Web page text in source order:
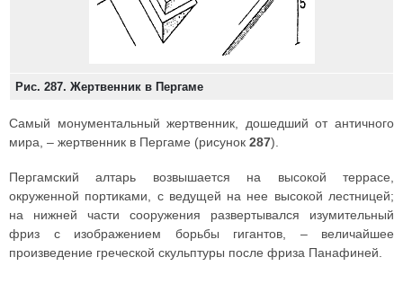
Рис. 287. Жертвенник в Пергаме
Самый монументальный жертвенник, дошедший от античного
мира, – жертвенник в Пергаме (рисунок 287).
Пергамский алтарь возвышается на высокой террасе,
окруженной портиками, с ведущей на нее высокой лестницей;
на нижней части сооружения развертывался изумительный
фриз с изображением борьбы гигантов, – величайшее
произведение греческой скульптуры после фриза Панафиней.